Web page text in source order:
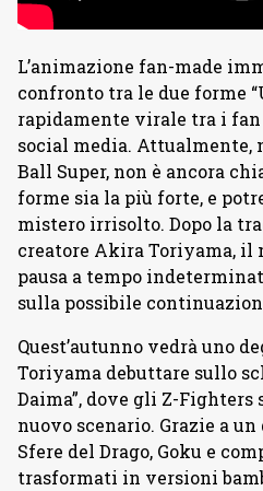
L’animazione fan-made
confronto tra le due forme
rapidamente virale tra i
social media. Attualmente,
Ball Super, non è ancora
forme sia la più forte, e
mistero irrisolto. Dopo la
creatore Akira Toriyama, il
pausa a tempo
sulla possibile
Quest’autunno vedrà uno
Toriyama debuttare sullo
Daima”, dove gli Z-
nuovo scenario. Grazie a
Sfere del Drago, Goku e
trasformati in versioni